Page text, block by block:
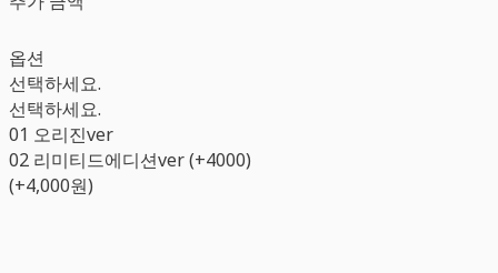
옵션
선택하세요.
선택하세요.
01 오리진ver
02 리미티드에디션ver (+4000)
(+4,000원)